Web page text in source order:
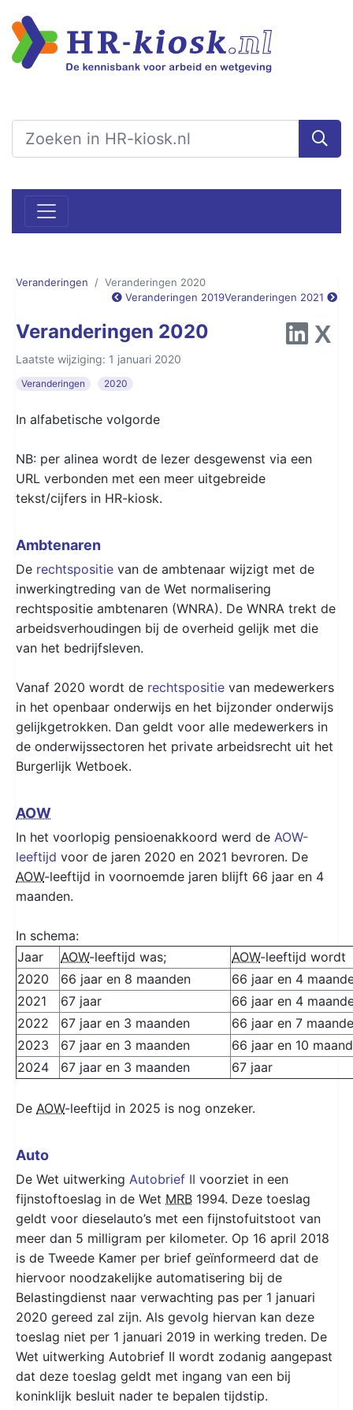
Veranderingen
Veranderingen 2020
Veranderingen 2019Veranderingen 2021
Veranderingen 2020
Laatste wijziging: 1 januari 2020
Veranderingen 2020
In alfabetische volgorde
NB: per alinea wordt de lezer desgewenst via een
URL verbonden met een meer uitgebreide
tekst/cijfers in HR-kiosk.
Ambtenaren
De rechtspositie van de ambtenaar wijzigt met de
inwerkingtreding van de Wet normalisering
rechtspositie ambtenaren (WNRA). De WNRA trekt de
arbeidsverhoudingen bij de overheid gelijk met die
van het bedrijfsleven.
Vanaf 2020 wordt de rechtspositie van medewerkers
in het openbaar onderwijs en het bijzonder onderwijs
gelijkgetrokken. Dan geldt voor alle medewerkers in
de onderwijssectoren het private arbeidsrecht uit het
Burgerlijk Wetboek.
AOW
In het voorlopig pensioenakkoord werd de AOW-
leeftijd voor de jaren 2020 en 2021 bevroren. De
AOW-leeftijd in voornoemde jaren blijft 66 jaar en 4
maanden.
In schema:
Jaar
AOW-leeftijd was; AOW-leeftijd wordt
2020
66 jaar en 8 maanden
66 jaar en 4
2021
67 jaar
66 jaar en 4
2022
67 jaar en 3 maanden
66 jaar en 7
2023
67 jaar en 3 maanden
66 jaar en 10
2024
67 jaar en 3 maanden 67 jaar
De AOW-leeftijd in 2025 is nog onzeker.
Auto
De Wet uitwerking Autobrief II voorziet in een
fijnstoftoeslag in de Wet MRB 1994. Deze toeslag
geldt voor dieselauto’s met een fijnstofuitstoot van
meer dan 5 milligram per kilometer. Op 16 april 2018
is de Tweede Kamer per brief geïnformeerd dat de
hiervoor noodzakelijke automatisering bij de
Belastingdienst naar verwachting pas per 1 januari
2020 gereed zal zijn. Als gevolg hiervan kan deze
toeslag niet per 1 januari 2019 in werking treden. De
Wet uitwerking Autobrief II wordt zodanig aangepast
dat deze toeslag geldt met ingang van een bij
koninklijk besluit nader te bepalen tijdstip.